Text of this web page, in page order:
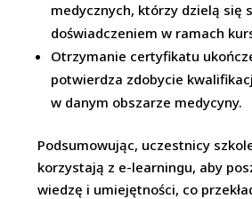
medycznych, którzy dzielą się
doświadczeniem w ramach
Otrzymanie certyfikatu
potwierdza zdobycie
w danym obszarze medycyny.
Podsumowując, uczestnicy
korzystają z e-learningu, aby
wiedzę i umiejętności, co